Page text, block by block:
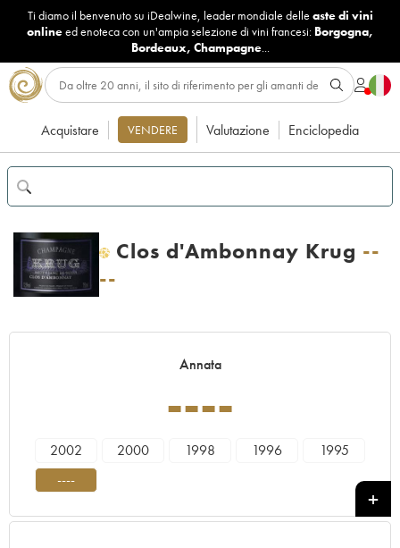
Ti diamo il benvenuto su iDealwine, leader mondiale delle aste di vini
onlineed enoteca con un'ampia selezione di vini francesi: Borgogna,
Bordeaux, Champagne...
Acquistare VENDERE Valutazione Enciclopedia
H Clos d'Ambonnay Krug --
--
Annata
----
2002 2000 1998 1996
1995
----